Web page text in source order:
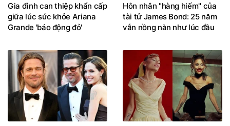
Gia đình can thiệp khẩn cấp
giữa lúc sức khỏe Ariana
Grande 'báo động đỏ'
Hôn nhân "hàng hiếm" của
tài tử James Bond: 25 năm
vẫn nồng nàn như lúc đầu